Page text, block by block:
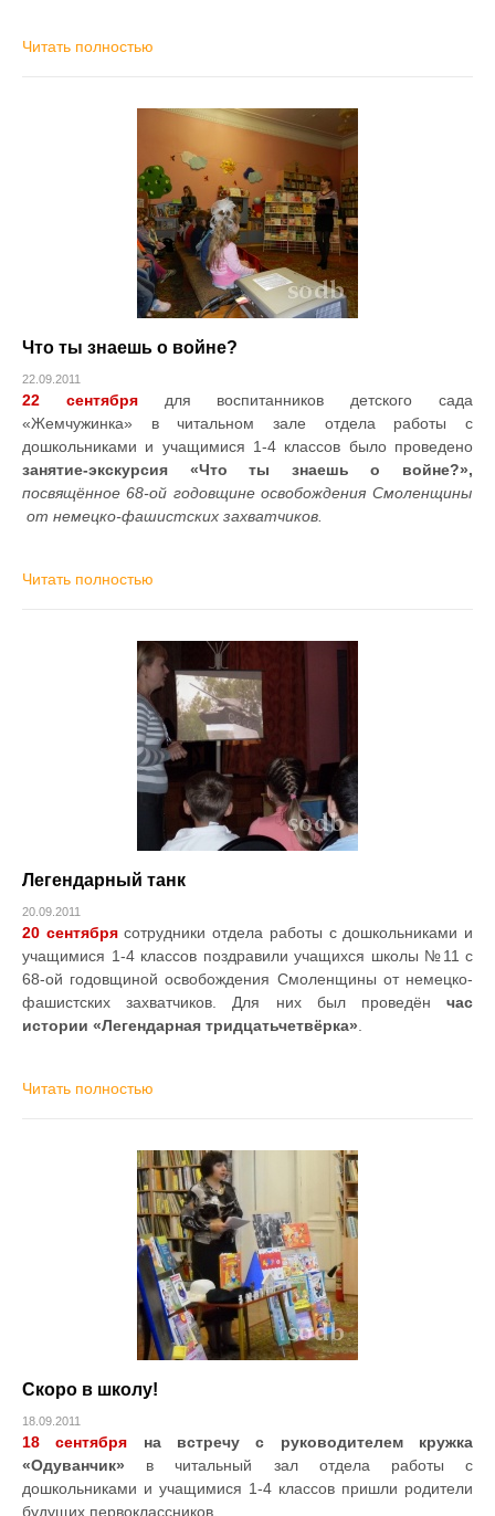
Читать полностью
Что ты знаешь о войне?
22.09.2011
22 сентября для воспитанников детского сада
«Жемчужинка» в читальном зале отдела работы с
дошкольниками и учащимися 1-4 классов было проведено
занятие-экскурсия «Что ты знаешь о войне?»,
посвящённое 68-ой годовщине освобождения Смоленщины
от немецко-фашистских захватчиков.
Читать полностью
Легендарный танк
20.09.2011
20 сентябрясотрудники отдела работы с дошкольниками и
учащимися 1-4 классов поздравили учащихся школы №11 с
68-ой годовщиной освобождения Смоленщины от немецко-
фашистских захватчиков. Для них был проведён час
истории «Легендарная тридцатьчетвёрка»
Читать полностью
Скоро в школу!
18.09.2011
18 сентября на встречу с руководителем кружка
«Одуванчик» в читальный зал отдела работы с
дошкольниками и учащимися 1-4 классов пришли родители
будущих первоклассников.